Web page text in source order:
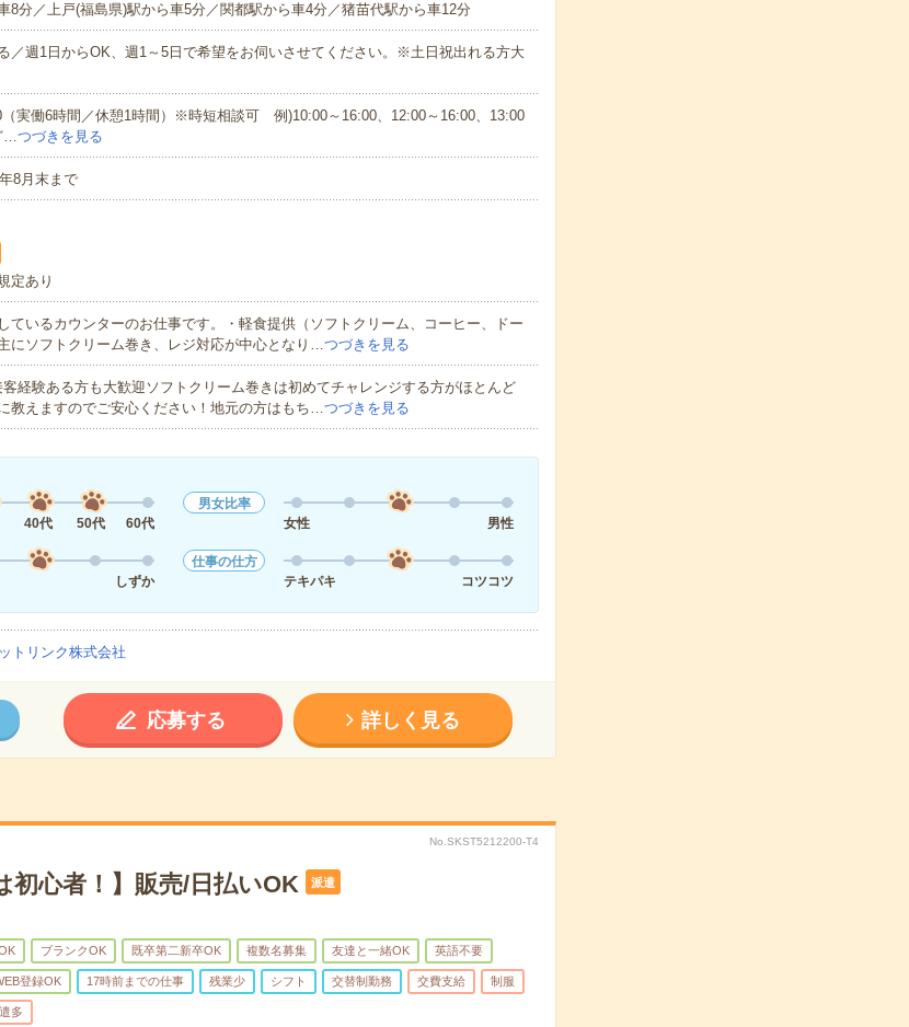
8分／上戸(福島県)駅から車5分／関都駅から車4分／猪苗代駅から車12分
／週1日からOK、週1～5日で希望をお伺いさせてください。※土日祝出れる方大
（実働6時間／休憩1時間）※時短相談可 例)10:00～16:00、12:00～16:00、13:00
…つづきを見る
8月末まで
定あり
ているカウンターのお仕事です。・軽食提供（ソフトクリーム、コーヒー、ドー
にソフトクリーム巻き、レジ対応が中心となり…つづきを見る
経験ある方も大歓迎ソフトクリーム巻きは初めてチャレンジする方がほとんど
教えますのでご安心ください！地元の方はもち…つづきを見る
40代 50代 60代
男女比率
女性
男性
しずか
仕事の仕方
テキパキ
コツコツ
トリンク株式会社
応募する 詳しく見る
No.SKST5212200-T4
初心者！】販売/日払いOK 派遣
ブランクOK 既卒第二新卒OK 複数名募集 友達と一緒OK 英語不要
登録OK 17時前までの仕事 残業少 シフト 交替制勤務 交費支給 制服
多